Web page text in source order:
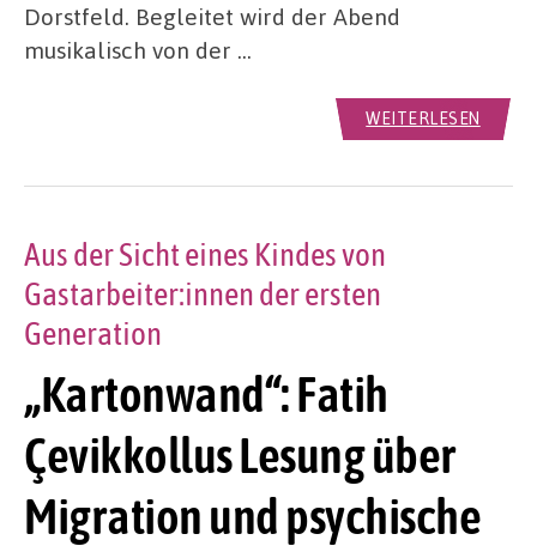
Dorstfeld. Begleitet wird der Abend
musikalisch von der …
WEITERLESEN
„Kartonwand“: Fatih
Çevikkollus Lesung über
Migration und psychische
Aus der Sicht eines Kindes von
Gastarbeiter:innen der ersten
Generation